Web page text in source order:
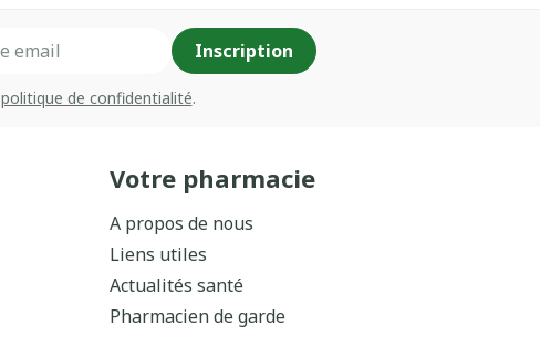
Inscription
politique de confidentialité.
Votre pharmacie
A propos de nous
Liens utiles
Actualités santé
Pharmacien de garde